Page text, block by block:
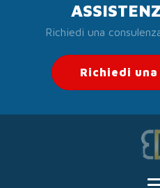
Richiedi una
Richiedi